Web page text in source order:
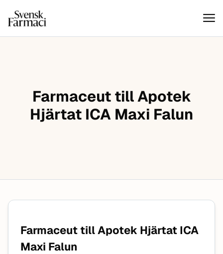
Hoppa till innehåll
Svensk farmaci
Farmaceut till Apotek
Hjärtat ICA Maxi Falun
Farmaceut till Apotek Hjärtat ICA
Maxi Falun